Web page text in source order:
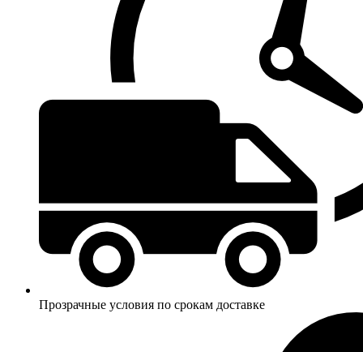
Прозрачные условия по срокам доставке